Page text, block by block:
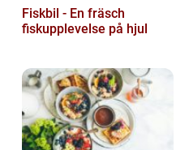
Fiskbil - En fräsch
fiskupplevelse på hjul